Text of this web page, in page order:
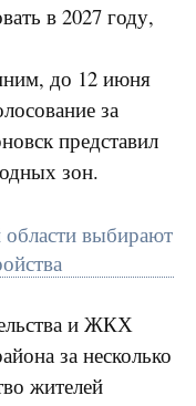
в 2027 году,
до 12 июня
за
представил
зон.
и ЖКХ
за несколько
жителей